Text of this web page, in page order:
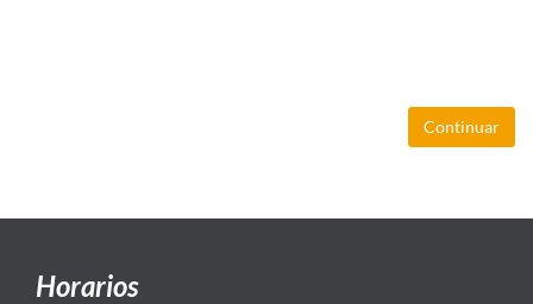
Continuar
Horarios